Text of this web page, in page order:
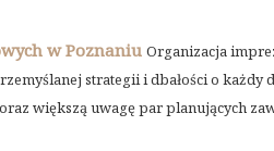
w Poznaniu Organizacja
strategii i dbałości o każdy
większą uwagę par planujących